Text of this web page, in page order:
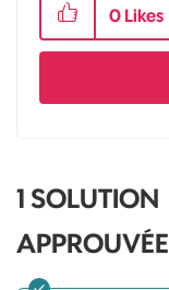
0 Likes
1 SOLUTION
APPROUVÉE